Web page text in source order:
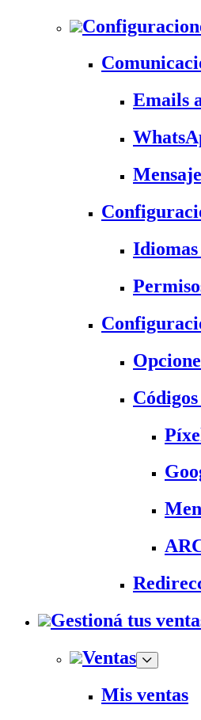
Emails
Idiomas
Gestioná tus
Ventas
Mis ventas